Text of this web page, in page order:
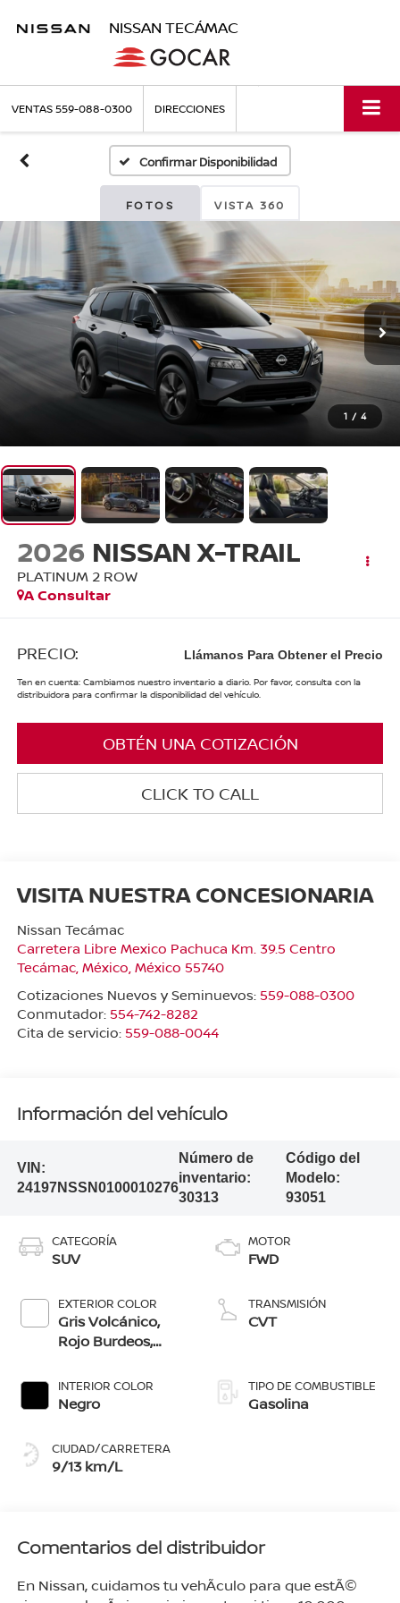
NISSAN TECÁMAC
VENTAS559-088-0300 DIRECCIONES
Confirmar Disponibilidad
FOTOS VISTA 360
1 / 4
2026 NISSAN X-TRAIL
PLATINUM 2 ROW
A Consultar
PRECIO: Llámanos Para Obtener el Precio
Ten en cuenta: Cambiamos nuestro inventario a diario. Por favor, consulta con la
distribuidora para confirmar la disponibilidad del vehículo.
OBTÉN UNA COTIZACIÓN
CLICK TO CALL
VISITA NUESTRA CONCESIONARIA
Nissan Tecámac
Carretera Libre Mexico Pachuca Km. 39.5 Centro
Tecámac, México , México 55740
Cotizaciones Nuevos y Seminuevos: 559-088-0300
Conmutador: 554-742-8282
Cita de servicio: 559-088-0044
Información del vehículo
VIN:
24197NSSN0100010276
Número de
inventario:
30313
Código del
Modelo:
93051
CATEGORÍA
SUV
EXTERIOR COLOR
Gris Volcánico,
Rojo Burdeos,
Azul Imperial, Gris
Oxford,
Gris/Negro
INTERIOR COLOR
Negro
CIUDAD/CARRETERA
9/13 km/L
MOTOR
FWD
TRANSMISIÓN
CVT
TIPO DE COMBUSTIBLE
Gasolina
Comentarios del distribuidor
En Nissan, cuidamos tu vehÃ­culo para que estÃ©